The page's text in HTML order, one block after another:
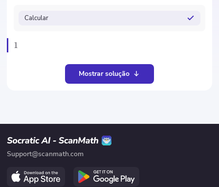
Calcular
1
Mostrar solução
Support@scanmath.com